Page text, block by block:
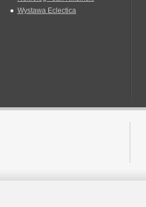
Wystawa Eclectica